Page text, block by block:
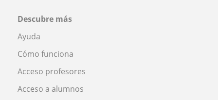
Descubre más
Ayuda
Cómo funciona
Acceso profesores
Acceso a alumnos